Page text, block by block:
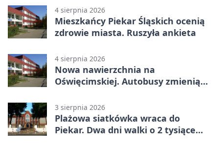
4 sierpnia 2026
Mieszkańcy Piekar Śląskich ocenią
zdrowie miasta. Ruszyła ankieta
4 sierpnia 2026
Nowa nawierzchnia na
Oświęcimskiej. Autobusy zmienią
3 sierpnia 2026
Plażowa siatkówka wraca do
Piekar. Dwa dni walki o 2 tysiące